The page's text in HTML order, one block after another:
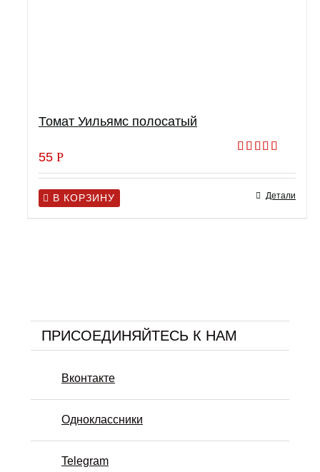
Томат Уильямс полосатый
5.00из 5
55 Р
В КОРЗИНУ Детали
ПРИСОЕДИНЯЙТЕСЬ К НАМ
Вконтакте
Одноклассники
Telegram